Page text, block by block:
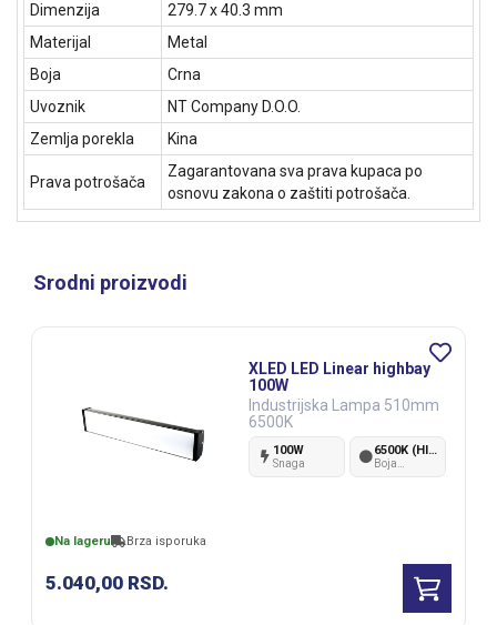
Dimenzija
279.7 x 40.3 mm
Materijal
Metal
Boja
Crna
Uvoznik
NT Company D.O.O.
Zemlja porekla
Kina
Prava potrošača
Zagarantovana sva prava kupaca po
osnovu zakona o zaštiti potrošača.
Srodni proizvodi
Na lageru Brza isporuka
5.040,00 RSD.
XLED LED Linear highbay
100W
Industrijska Lampa 510mm
6500K
100W
Snaga
6500K (Hladno bela)
Boja